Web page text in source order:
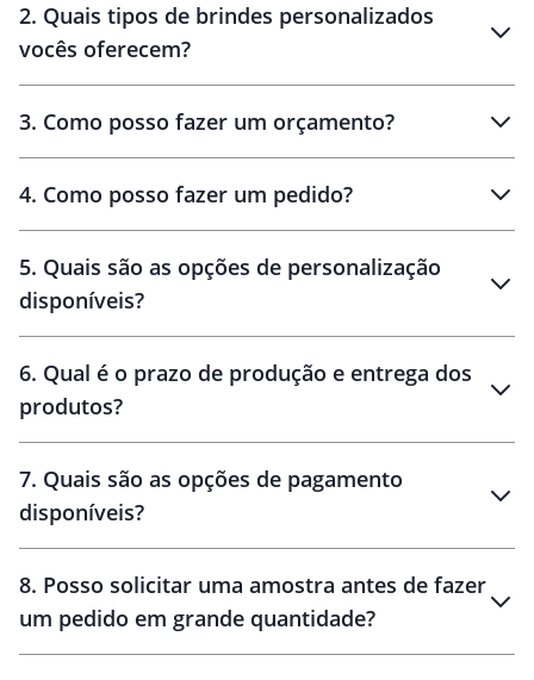
Brindes personalizados
2. Quais tipos de brindes personalizados
vocês oferecem?
personalizados
3. Como posso fazer um orçamento?
brinde
personalização
4. Como posso fazer um pedido?
amostra virtual
5. Quais são as opções de personalização
disponíveis?
6. Qual é o prazo de produção e entrega dos
produtos?
10 dias
brinde
48 horas
7. Quais são as opções de pagamento
disponíveis?
8. Posso solicitar uma amostra antes de fazer
um pedido em grande quantidade?